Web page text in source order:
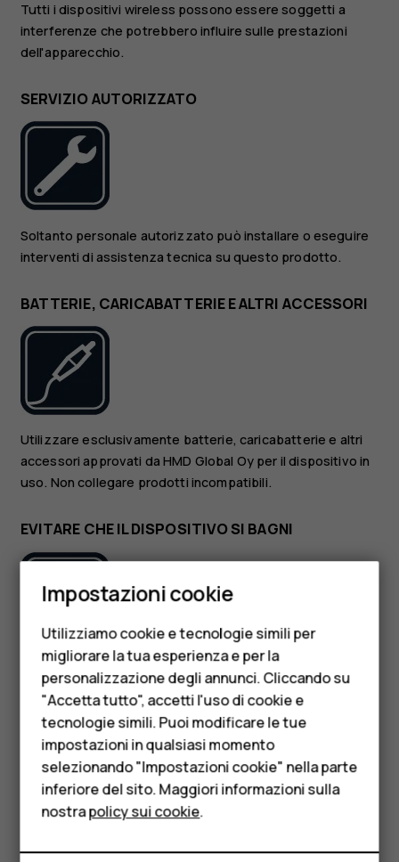
Smartphone
Cellulari
Telefoni per anziani
Accessori
HMD Terra M
Per le imprese
Tablet
Negozio
Tutti i dispositivi wireless possono essere soggetti a
interferenze che potrebbero influire sulle prestazioni
dell'apparecchio.
SERVIZIO AUTORIZZATO
Soltanto personale autorizzato può installare o eseguire
interventi di assistenza tecnica su questo prodotto.
BATTERIE, CARICABATTERIE E ALTRI ACCESSORI
Utilizzare esclusivamente batterie, caricabatterie e altri
accessori approvati da HMD Global Oy per il dispositivo in
uso. Non collegare prodotti incompatibili.
EVITARE CHE IL DISPOSITIVO SI BAGNI
Se il dispositivo è impermeabile, fare riferimento alla
relativa classificazione IP nelle specifiche tecniche per
indicazioni più dettagliate.
PARTI IN VETRO
Impostazioni cookie
Utilizziamo cookie e tecnologie simili per
migliorare la tua esperienza e per la
personalizzazione degli annunci. Cliccando su
"Accetta tutto", accetti l'uso di cookie e
tecnologie simili. Puoi modificare le tue
impostazioni in qualsiasi momento
selezionando "Impostazioni cookie" nella parte
inferiore del sito. Maggiori informazioni sulla
nostrapolicy sui cookie.